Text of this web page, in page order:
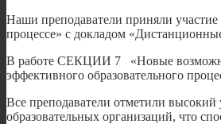
Наши преподаватели приняли
процессе» с докладом
В работе СЕКЦИИ 7 «Новые
эффективного образовательного
Все преподаватели отметили высокий
образовательных организаций, что